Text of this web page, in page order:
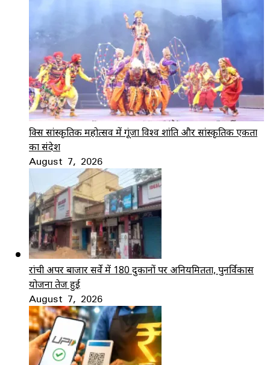
ब्रिक्स सांस्कृतिक महोत्सव में गूंजा विश्व शांति और सांस्कृतिक एकता
का संदेश
August 7, 2026
रांची अपर बाजार सर्वे में 180 दुकानों पर अनियमितता, पुनर्विकास
योजना तेज हुई
August 7, 2026